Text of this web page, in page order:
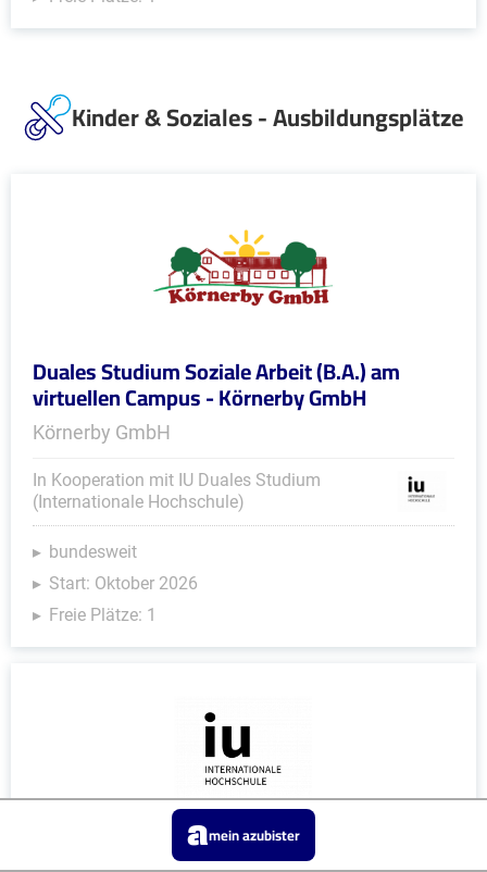
Kinder & Soziales - Ausbildungsplätze
Duales Studium Soziale Arbeit (B.A.) am
virtuellen Campus - Körnerby GmbH
Körnerby GmbH
In Kooperation mit IU Duales Studium
(Internationale Hochschule)
bundesweit
Start: Oktober 2026
Freie Plätze: 1
Duales Studium Soziale Arbeit (B.A.) am
mein azubister